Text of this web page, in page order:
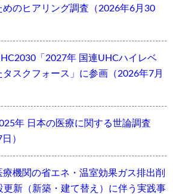
めのヒアリング調査（2026年6月30
「2027年 国連UHCハイレベ
タスクフォース」に参画（2026年7月
年 日本の医療に関する世論調査
）
療機関の省エネ・温室効果ガス排出削
新（新築・建て替え）に伴う実践事